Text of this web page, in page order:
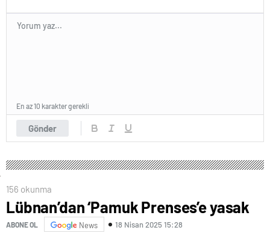
Gönder
En az 10 karakter gerekli
156 okunma
Lübnan’dan ‘Pamuk Prenses’e yasak
ABONE OL News 18 Nisan 2025 15:28